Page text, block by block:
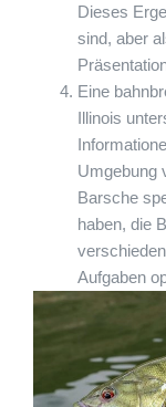
Dieses
sind, aber
Eine
Illinois
Umgebung
Barsche
haben, die
Aufgaben